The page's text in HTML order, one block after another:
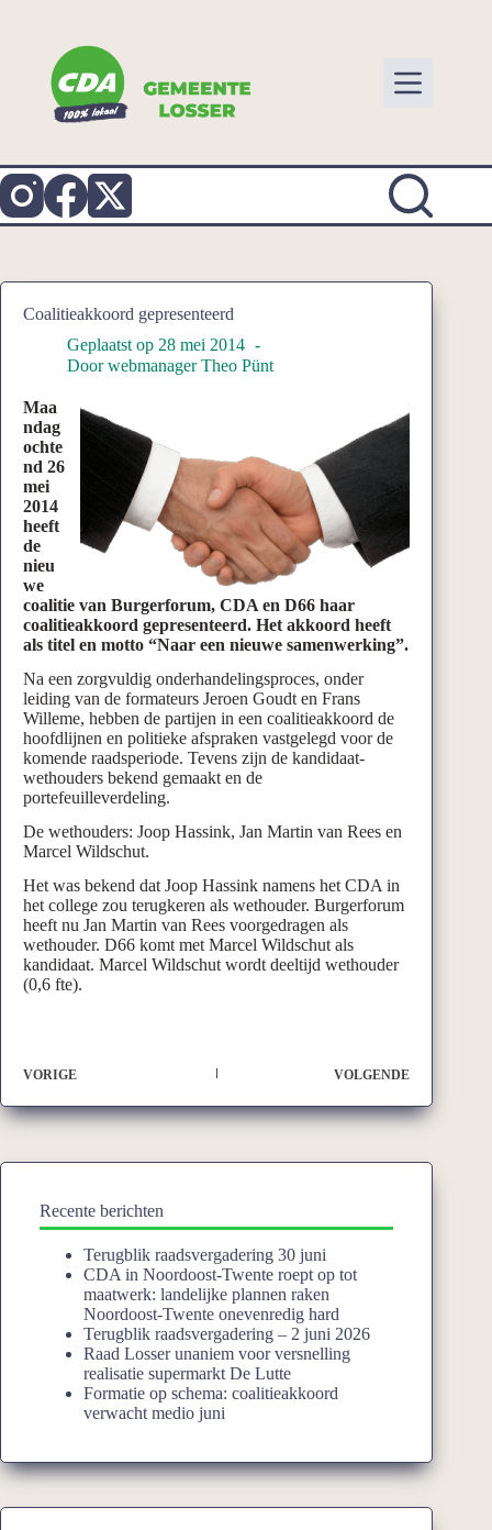
Coalitieakkoord gepresenteerd
Geplaatst op 28 mei 2014
Door webmanager Theo Pünt
Maa
ndag
ochte
nd 26
mei
2014
heeft
de
nieu
we
coalitie van Burgerforum, CDA en D66 haar
coalitieakkoord gepresenteerd. Het akkoord heeft
als titel en motto “Naar een nieuwe samenwerking”.
Na een zorgvuldig onderhandelingsproces, onder
leiding van de formateurs Jeroen Goudt en Frans
Willeme, hebben de partijen in een coalitieakkoord de
hoofdlijnen en politieke afspraken vastgelegd voor de
komende raadsperiode. Tevens zijn de kandidaat-
wethouders bekend gemaakt en de
portefeuilleverdeling.
De wethouders: Joop Hassink, Jan Martin van Rees en
Marcel Wildschut.
Het was bekend dat Joop Hassink namens het CDA in
het college zou terugkeren als wethouder. Burgerforum
heeft nu Jan Martin van Rees voorgedragen als
wethouder. D66 komt met Marcel Wildschut als
kandidaat. Marcel Wildschut wordt deeltijd wethouder
(0,6 fte).
VORIGE VOLGENDE
Recente berichten
Terugblik raadsvergadering 30 juni
CDA in Noordoost-Twente roept op tot
maatwerk: landelijke plannen raken
Noordoost-Twente onevenredig hard
Terugblik raadsvergadering – 2 juni 2026
Raad Losser unaniem voor versnelling
realisatie supermarkt De Lutte
Formatie op schema: coalitieakkoord
verwacht medio juni